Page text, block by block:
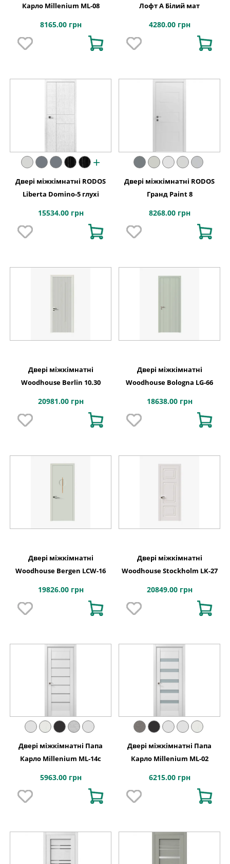
Карло Millenium ML-08
8165.00 грн
Лофт А Білий мат
4280.00 грн
+
Двері міжкімнатні RODOS
Liberta Domino-5 глухі
15534.00 грн
Двері міжкімнатні RODOS
Гранд Paint 8
8268.00 грн
Двері міжкімнатні
Woodhouse Berlin 10.30
20981.00 грн
Двері міжкімнатні
Woodhouse Bologna LG-66
18638.00 грн
Двері міжкімнатні
Woodhouse Bergen LCW-16
19826.00 грн
Двері міжкімнатні
Woodhouse Stockholm LK-27
20849.00 грн
Двері міжкімнатні Папа
Карло Millenium ML-14с
5963.00 грн
Двері міжкімнатні Папа
Карло Millenium ML-02
6215.00 грн